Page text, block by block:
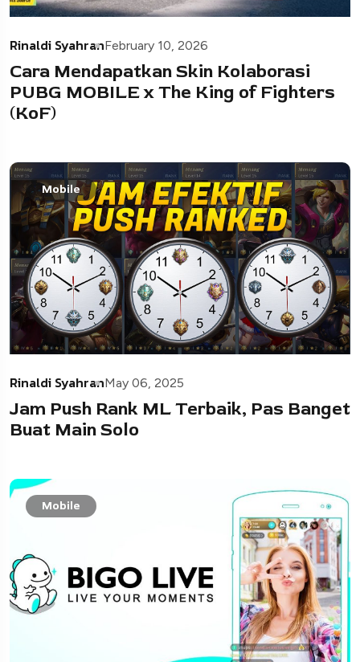
Rinaldi SyahranFebruary 10, 2026
Cara Mendapatkan Skin Kolaborasi
PUBG MOBILE x The King of Fighters
(KoF)
Mobile
Rinaldi SyahranMay 06, 2025
Jam Push Rank ML Terbaik, Pas Banget
Buat Main Solo
Mobile